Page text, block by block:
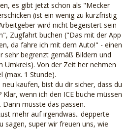
es gibt jetzt schon als "Mecker
(ist ein wenig zu kurzfristig
wird nicht begeistert sein
Zugfahrt buchen ("Das mit der App
da fahre ich mit dem Auto!" - einen
sehr begrenzt gemäß Bildern und
Umkreis). Von der Zeit her nehmen
(max. 1 Stunde).
kaufen, bist du dir sicher, dass du
wenn ich den ICE buche müssen
müsste das passen.
mehr auf irgendwas.. depperte
sagen, super wir freuen uns, wie